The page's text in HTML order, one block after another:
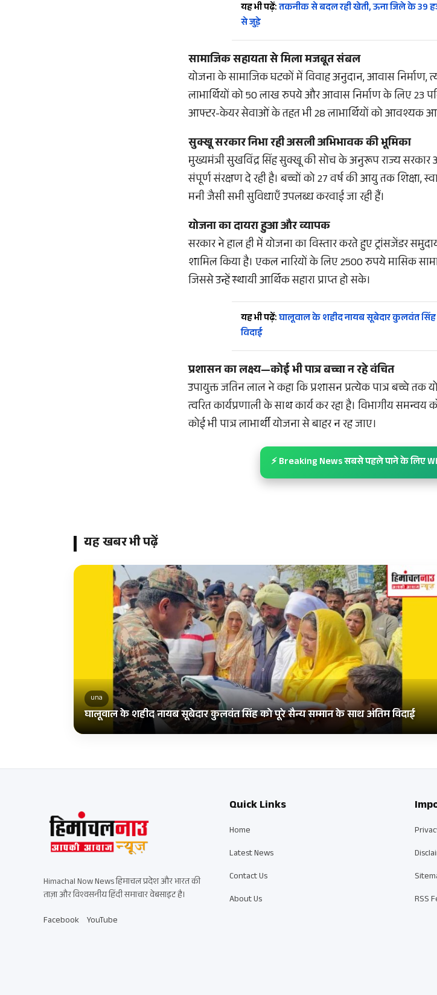
यह भी पढ़ें:तकनीक से बदल रही खेती, ऊना जिले के 39
से जुड़े
सामाजिक सहायता से मिला मजबूत संबल
योजना के सामाजिक घटकों में विवाह अनुदान, आवास निर्माण,
लाभार्थियों को 50 लाख रुपये और आवास निर्माण के लिए 23
आफ्टर-केयर सेवाओं के तहत भी 28 लाभार्थियों को आवश्यक
सुक्खू सरकार निभा रही असली अभिभावक की भूमिका
मुख्यमंत्री सुखविंद्र सिंह सुक्खू की सोच के अनुरूप राज्य
संपूर्ण संरक्षण दे रही है। बच्चों को 27 वर्ष की आयु तक शिक्षा,
मनी जैसी सभी सुविधाएँ उपलब्ध करवाई जा रही हैं।
योजना का दायरा हुआ और व्यापक
सरकार ने हाल ही में योजना का विस्तार करते हुए ट्रांसजेंडर
शामिल किया है। एकल नारियों के लिए 2500 रुपये मासिक
जिससे उन्हें स्थायी आर्थिक सहारा प्राप्त हो सके।
यह भी पढ़ें:घालूवाल के शहीद नायब सूबेदार कुलवंत सिंह
विदाई
प्रशासन का लक्ष्य—कोई भी पात्र बच्चा न रहे वंचित
उपायुक्त जतिन लाल ने कहा कि प्रशासन प्रत्येक पात्र बच्चे तक
त्वरित कार्यप्रणाली के साथ कार्य कर रहा है। विभागीय
कोई भी पात्र लाभार्थी योजना से बाहर न रह जाए।
⚡ Breaking News सबसे पहले पाने के लिए
यह खबर भी पढ़ें
una
घालूवाल के शहीद नायब सूबेदार कुलवंत सिंह को पूरे सैन्य सम्मान के साथ अंतिम विदाई
Himachal Now News हिमाचल प्रदेश और भारत की
ताज़ा और विश्वसनीय हिंदी समाचार वेबसाइट है।
Facebook YouTube
Quick Links
Home
Latest News
Contact Us
About Us
RSS